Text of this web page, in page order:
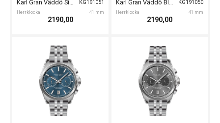
KG191051
Karl Gran
Karl Gran Väddö Silver 41mm
Lagervara
2190,00
KG191050
Karl Gran
Karl Gran Väddö Black 41mm
Lagervara
2190,00